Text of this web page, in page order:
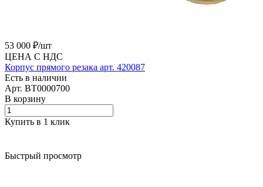
53 000 ₽/шт
ЦЕНА С НДС
Корпус прямого резака арт. 420087
Есть в наличии
Арт. BT0000700
В корзину
Купить в 1 клик
Быстрый просмотр